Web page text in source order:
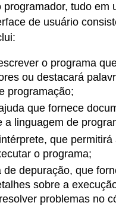
tudo em
de usuário
o programa
ou destacará
programação;
que fornece
a linguagem de
que permitirá
o programa;
de depuração, que
sobre a
problemas no